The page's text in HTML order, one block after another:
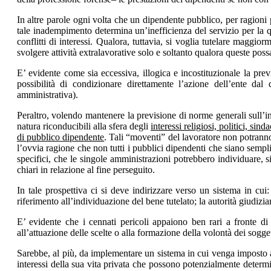
In altre parole ogni volta che un dipendente pubblico, per ragioni
tale inadempimento determina un’inefficienza del servizio per
conflitti di interessi. Qualora, tuttavia, si voglia tutelare
svolgere attività extralavorative solo e soltanto qualora queste
E’ evidente come sia eccessiva, illogica e incostituzionale la
possibilità di condizionare direttamente l’azione dell’ente
amministrativa).
Peraltro, volendo mantenere la previsione di norme generali
natura riconducibili alla sfera degliinteressi religiosi, politici,
di pubblico dipendente. Tali “moventi” del lavoratore non
l’ovvia ragione che non tutti i pubblici dipendenti che siano
specifici, che le singole amministrazioni potrebbero
chiari in relazione al fine perseguito.
In tale prospettiva ci si deve indirizzare verso un sistema in
riferimento all’individuazione del bene tutelato; la autorità
E’ evidente che i cennati pericoli appaiono ben rari a fronte
all’attuazione delle scelte o alla formazione della volontà dei
Sarebbe, al più, da implementare un sistema in cui venga
interessi della sua vita privata che possono potenzialmente